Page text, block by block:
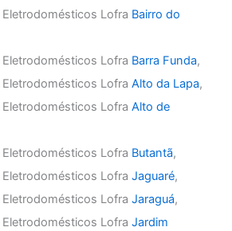
Lofra Bairro do
Lofra Barra Funda,
Eletrodomésticos LofraAlto da Lapa,
Eletrodomésticos LofraAlto de
Lofra Butantã,
Eletrodomésticos LofraJaguaré,
Eletrodomésticos LofraJaraguá,
Eletrodomésticos LofraJardim